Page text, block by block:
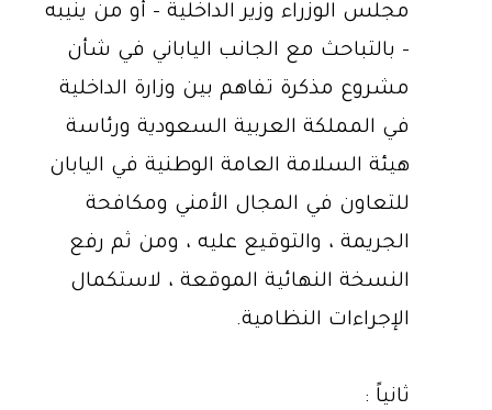
مجلس الوزراء وزير الداخلية - أو من ينيبه
- بالتباحث مع الجانب الياباني في شأن
مشروع مذكرة تفاهم بين وزارة الداخلية
في المملكة العربية السعودية ورئاسة
هيئة السلامة العامة الوطنية في اليابان
للتعاون في المجال الأمني ومكافحة
الجريمة ، والتوقيع عليه ، ومن ثم رفع
النسخة النهائية الموقعة ، لاستكمال
الإجراءات النظامية.
ثانياً :